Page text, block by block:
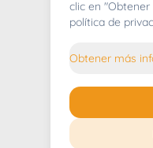
Whoops!
clic en
política de
Obtener más